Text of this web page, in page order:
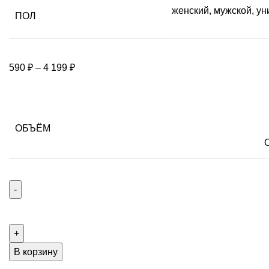
ПОЛ
женский, мужской,
590 ₽ – 4 199 ₽
ОБЪЁМ
В корзину